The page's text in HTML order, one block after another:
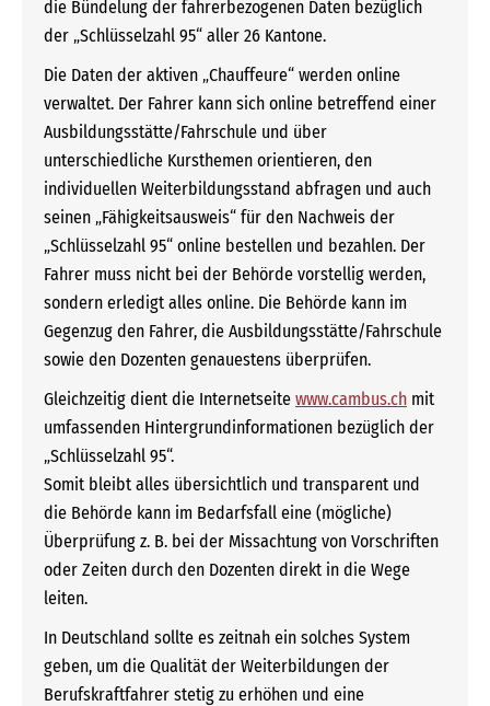
die Bündelung der fahrerbezogenen Daten bezüglich
der „Schlüsselzahl 95“ aller 26 Kantone.
Die Daten der aktiven „Chauffeure“ werden online
verwaltet. Der Fahrer kann sich online betreffend einer
Ausbildungsstätte/Fahrschule und über
unterschiedliche Kursthemen orientieren, den
individuellen Weiterbildungsstand abfragen und auch
seinen „Fähigkeitsausweis“ für den Nachweis der
„Schlüsselzahl 95“ online bestellen und bezahlen. Der
Fahrer muss nicht bei der Behörde vorstellig werden,
sondern erledigt alles online. Die Behörde kann im
Gegenzug den Fahrer, die Ausbildungsstätte/Fahrschule
sowie den Dozenten genauestens überprüfen.
Gleichzeitig dient die Internetseite www.cambus.ch mit
umfassenden Hintergrundinformationen bezüglich der
„Schlüsselzahl 95“.
Somit bleibt alles übersichtlich und transparent und
die Behörde kann im Bedarfsfall eine (mögliche)
Überprüfung z. B. bei der Missachtung von Vorschriften
oder Zeiten durch den Dozenten direkt in die Wege
leiten.
In Deutschland sollte es zeitnah ein solches System
geben, um die Qualität der Weiterbildungen der
Berufskraftfahrer stetig zu erhöhen und eine